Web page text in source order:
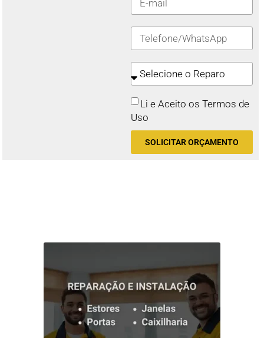
Li e Aceito os Termos de
Uso
SOLICITAR ORÇAMENTO